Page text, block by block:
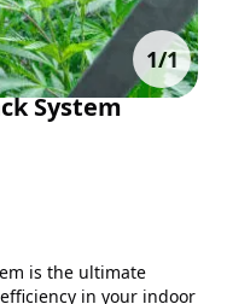
1/1
System
is the ultimate
in your indoor